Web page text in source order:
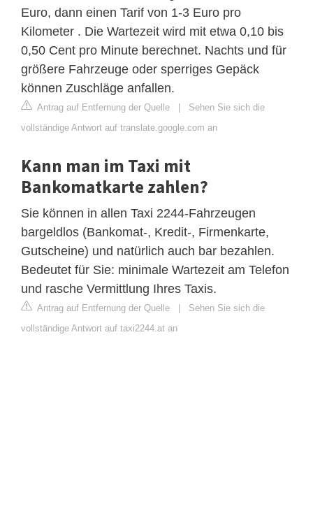
Euro, dann einen Tarif von 1-3 Euro pro
Kilometer . Die Wartezeit wird mit etwa 0,10 bis
0,50 Cent pro Minute berechnet. Nachts und für
größere Fahrzeuge oder sperriges Gepäck
können Zuschläge anfallen.
Antrag auf Entfernung der Quelle | Sehen Sie sich die
vollständige Antwort auf translate.google.com an
Kann man im Taxi mit
Bankomatkarte zahlen?
Sie können in allen Taxi 2244-Fahrzeugen
bargeldlos (Bankomat-, Kredit-, Firmenkarte,
Gutscheine) und natürlich auch bar bezahlen.
Bedeutet für Sie: minimale Wartezeit am Telefon
und rasche Vermittlung Ihres Taxis.
Antrag auf Entfernung der Quelle | Sehen Sie sich die
vollständige Antwort auf taxi2244.at an